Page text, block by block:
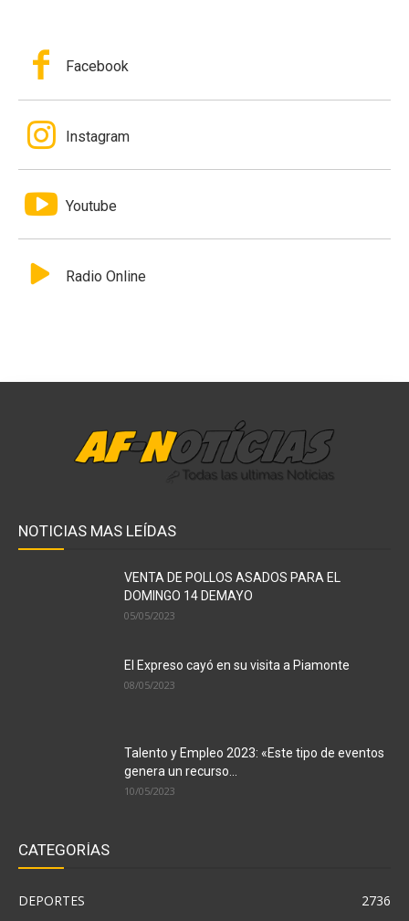
Facebook
Instagram
Youtube
Radio Online
NOTICIAS MAS LEÍDAS
VENTA DE POLLOS ASADOS PARA EL
DOMINGO 14 DEMAYO
05/05/2023
El Expreso cayó en su visita a Piamonte
08/05/2023
Talento y Empleo 2023: «Este tipo de eventos
genera un recurso...
10/05/2023
CATEGORÍAS
DEPORTES
2736